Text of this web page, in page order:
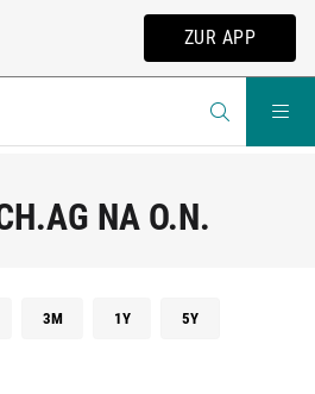
ZUR APP
NA O.N.
3M 1Y 5Y